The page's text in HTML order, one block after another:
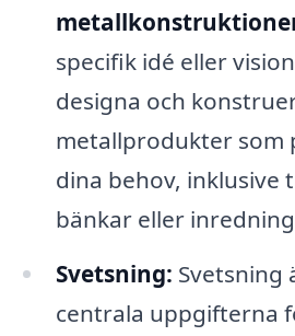
specifik idé eller
designa och
metallprodukter som
dina behov, inklusive
bänkar eller
Svetsning: Svetsning
centrala uppgifterna